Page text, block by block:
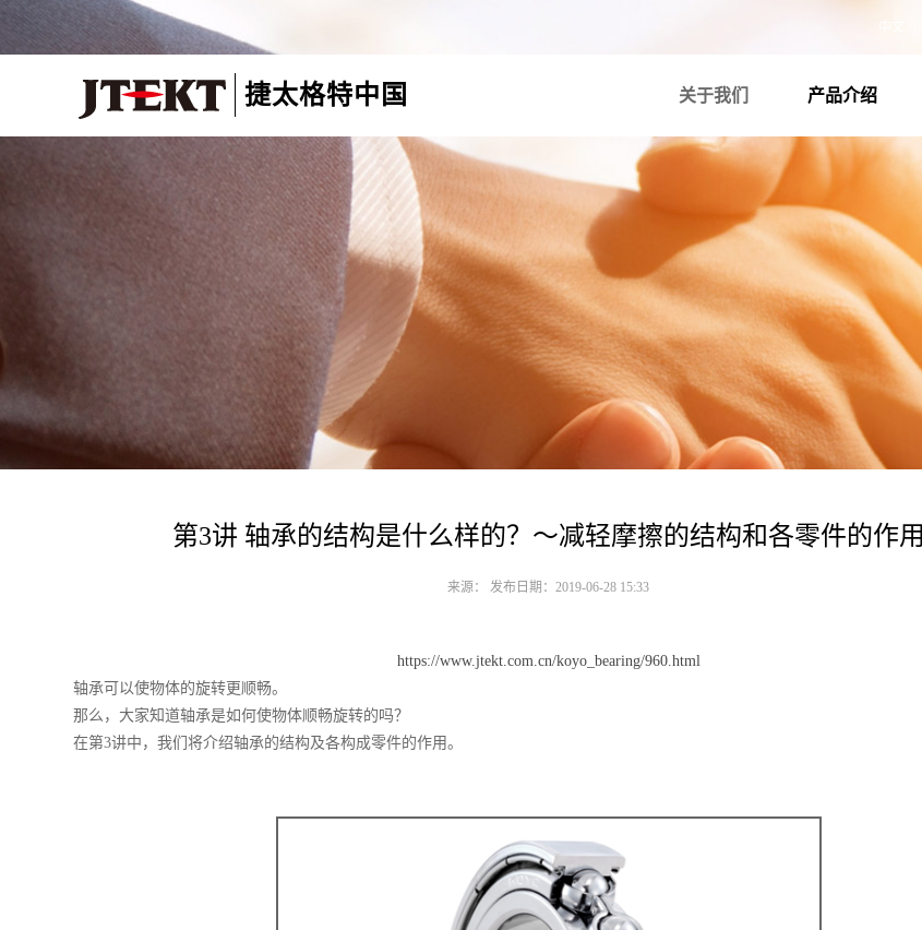
捷太格特中国 关于我们 产品介绍
第3讲 轴承的结构是什么样的？～减轻摩擦的结构和各零件的作用
来源： 发布日期：2019-06-28 15:33
https://www.jtekt.com.cn/koyo_bearing/960.html
轴承可以使物体的旋转更顺畅。
那么，大家知道轴承是如何使物体顺畅旋转的吗？
在第3讲中，我们将介绍轴承的结构及各构成零件的作用。